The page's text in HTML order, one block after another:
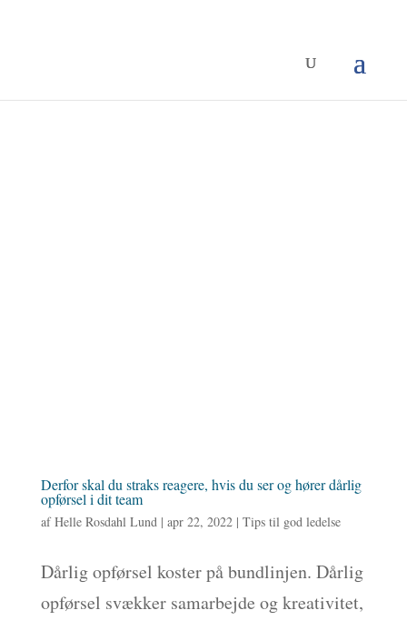
Derfor skal du straks reagere, hvis du ser og hører dårlig
opførsel i dit team
afHelle Rosdahl Lund| apr 22, 2022| Tips til god ledelse
Dårlig opførsel koster på bundlinjen. Dårlig
opførsel svækker samarbejde og kreativitet,